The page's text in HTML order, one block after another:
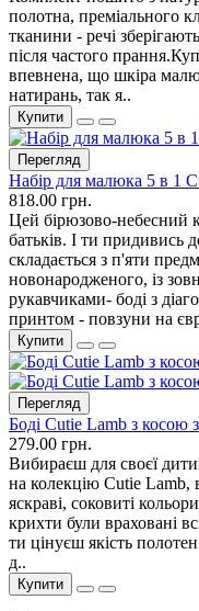
полотна, преміального
тканини - речі
після частого
впевнена, що шкіра
натирань, так я..
Купити
Перегляд
Набір для малюка 5 в 1
818.00 грн.
Цей бірюзово-небесний
батьків. І ти придивись
складається з п'яти
новонародженого, із
рукавчиками- боді з
принтом - повзуни на
Купити
Перегляд
Боді Cutie Lamb з косою
279.00 грн.
Вибираєш для своєї
на колекцію Cutie Lamb,
яскраві, соковиті
крихти були враховані
ти цінуєш якість
д..
Купити